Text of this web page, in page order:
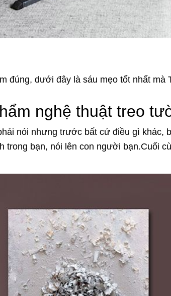
đúng, dưới đây là sáu mẹo tốt nhất
nghệ thuật treo
nói nhưng trước bất cứ điều gì khác,
trong bạn, nói lên con người bạn.Cuối